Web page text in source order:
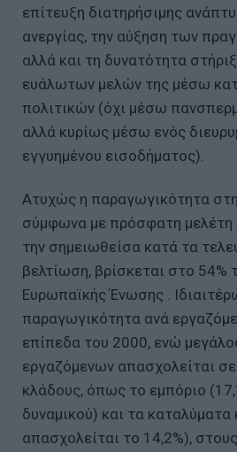
επίτευξη διατηρήσιμης
ανεργίας, την αύξηση των
αλλά και τη δυνατότητα
ευάλωτων μελών της μέσω
πολιτικών (όχι μέσω
αλλά κυρίως μέσω ενός
εγγυημένου εισοδήματος).
Ατυχώς η παραγωγικότητα
σύμφωνα με πρόσφατη μελέτη
την σημειωθείσα κατά τα
βελτίωση, βρίσκεται στο 54%
Ευρωπαϊκής Ένωσης .
παραγωγικότητα ανά
επίπεδα του 2000, ενώ
εργαζόμενων απασχολείται
κλάδους, όπως το εμπόριο
δυναμικού) και τα
απασχολείται το 14,2%),